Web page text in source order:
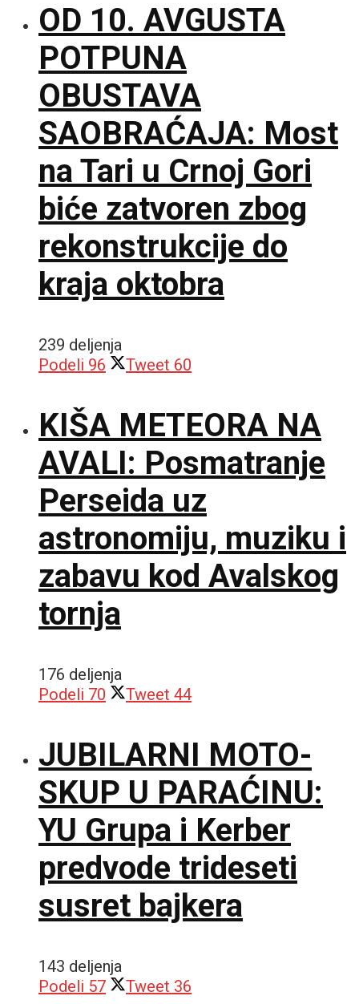
OD 10. AVGUSTA
POTPUNA
OBUSTAVA
SAOBRAĆAJA: Most
na Tari u Crnoj Gori
biće zatvoren zbog
rekonstrukcije do
kraja oktobra
239 deljenja
Podeli 96 Tweet 60
KIŠA METEORA NA
AVALI: Posmatranje
Perseida uz
astronomiju, muziku i
zabavu kod Avalskog
tornja
176 deljenja
Podeli 70 Tweet 44
JUBILARNI MOTO-
SKUP U PARAĆINU:
YU Grupa i Kerber
predvode trideseti
susret bajkera
143 deljenja
Podeli 57 Tweet 36